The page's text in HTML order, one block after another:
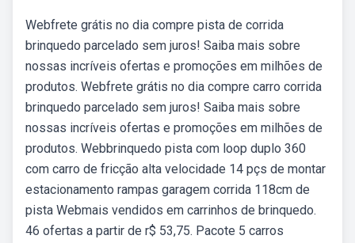
Webfrete grátis no dia compre pista de corrida
brinquedo parcelado sem juros! Saiba mais sobre
nossas incríveis ofertas e promoções em milhões de
produtos. Webfrete grátis no dia compre carro corrida
brinquedo parcelado sem juros! Saiba mais sobre
nossas incríveis ofertas e promoções em milhões de
produtos. Webbrinquedo pista com loop duplo 360
com carro de fricção alta velocidade 14 pçs de montar
estacionamento rampas garagem corrida 118cm de
pista Webmais vendidos em carrinhos de brinquedo.
46 ofertas a partir de r$ 53,75. Pacote 5 carros